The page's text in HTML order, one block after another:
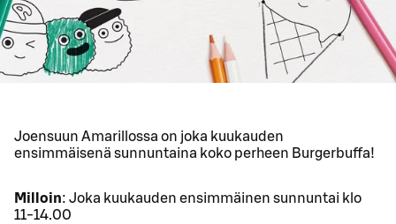
Joensuun Amarillossa on joka kuukauden
ensimmäisenä sunnuntaina koko perheen Burgerbuffa!
Milloin: Joka kuukauden ensimmäinen sunnuntai klo
11-14.00